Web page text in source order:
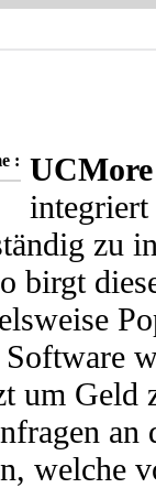
: UCMore
zu
birgt
Software
um Geld
an
welche